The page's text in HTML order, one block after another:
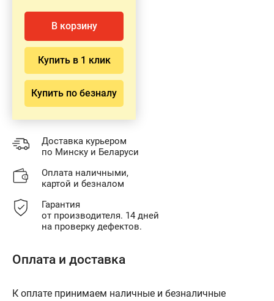
В корзину
Купить в 1 клик
Купить по безналу
Доставка курьером
по Минску и Беларуси
Оплата наличными,
картой и безналом
Гарантия
от производителя. 14 дней
на проверку дефектов.
Оплата и доставка
К оплате принимаем наличные и безналичные